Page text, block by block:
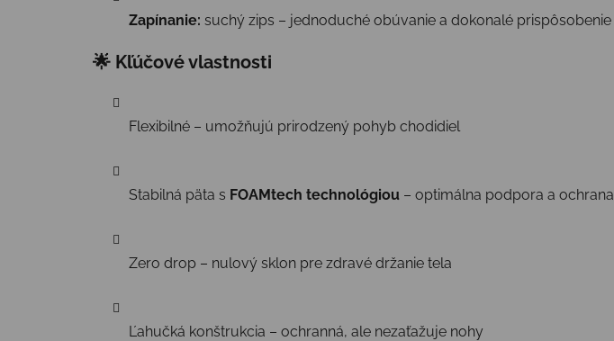
Zapínanie: suchý zips – jednoduché obúvanie a dokonalé prispôsobenie
🌟 Kľúčové vlastnosti
Flexibilné – umožňujú prirodzený pohyb chodidiel
Stabilná päta s FOAMtech technológiou – optimálna podpora a ochrana
Zero drop – nulový sklon pre zdravé držanie tela
Ľahučká konštrukcia – ochranná, ale nezaťažuje nohy